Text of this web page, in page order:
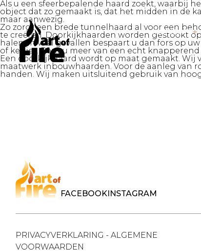
INSPIRATE
Als u een sfeerbepalende haard zoekt, waarbij
object dat zo gemaakt is, dat het midden in de
maar aanwezig.
Zo zorgt een brede tunnelhaard al voor een
te creëren. Doorkijkhaarden worden gestookt
halen. In veel gevallen bespaart u dan fors op
of keitjes. Bent u meer van een echt
Een doorkijkhaard wordt op maat gemaakt. Wij
maatwerk inbouwhaarden. Voor de aanleg van
handen. Wij maken uitsluitend gebruik van
FACEBOOKINSTAGRAM
PRIVACYVERKLARING - ALGEMENE
VOORWAARDEN